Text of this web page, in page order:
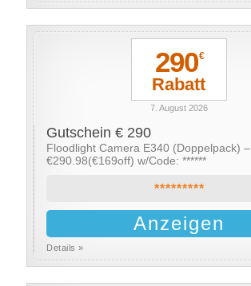
290€
Rabatt
7. August 2026
Gutschein € 290
Floodlight Camera E340 (Doppelpack) –
€290.98(€169off) w/Code: ******
*********
Anzeigen
Details »